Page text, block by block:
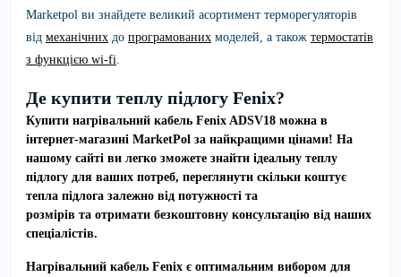
Marketpol ви знайдете великий асортимент терморегуляторів
від механічних до програмованих моделей, а також термостатів
з функцією wi-fi
Де купити теплу підлогу Fenix?
Купити нагрівальний кабель Fenix ADSV18 можна в
інтернет-магазині MarketPol за найкращими цінами! На
нашому сайті ви легко зможете знайти ідеальну теплу
підлогу для ваших потреб, переглянути скільки коштує
тепла підлога залежно від потужності та
розмірів та отримати безкоштовну консультацію від наших
спеціалістів.
Нагрівальний кабель Fenix є оптимальним вибором для